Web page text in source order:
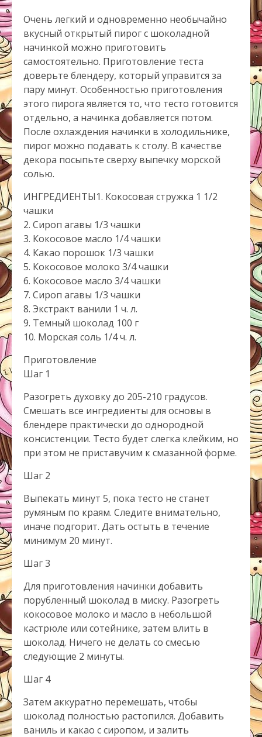
Очень легкий и одновременно необычайно
вкусный открытый пирог с шоколадной
начинкой можно приготовить
самостоятельно. Приготовление теста
доверьте блендеру, который управится за
пару минут. Особенностью приготовления
этого пирога является то, что тесто готовится
отдельно, а начинка добавляется потом.
После охлаждения начинки в холодильнике,
пирог можно подавать к столу. В качестве
декора посыпьте сверху выпечку морской
солью.
ИНГРЕДИЕНТЫ1. Кокосовая стружка 1 1/2
чашки
2. Сироп агавы 1/3 чашки
3. Кокосовое масло 1/4 чашки
4. Какао порошок 1/3 чашки
5. Кокосовое молоко 3/4 чашки
6. Кокосовое масло 3/4 чашки
7. Сироп агавы 1/3 чашки
8. Экстракт ванили 1 ч. л.
9. Темный шоколад 100 г
10. Морская соль 1/4 ч. л.
Приготовление
Шаг 1
Разогреть духовку до 205-210 градусов.
Смешать все ингредиенты для основы в
блендере практически до однородной
консистенции. Тесто будет слегка клейким, но
при этом не приставучим к смазанной форме.
Шаг 2
Выпекать минут 5, пока тесто не станет
румяным по краям. Следите внимательно,
иначе подгорит. Дать остыть в течение
минимум 20 минут.
Шаг 3
Для приготовления начинки добавить
порубленный шоколад в миску. Разогреть
кокосовое молоко и масло в небольшой
кастрюле или сотейнике, затем влить в
шоколад. Ничего не делать со смесью
следующие 2 минуты.
Шаг 4
Затем аккуратно перемешать, чтобы
шоколад полностью растопился. Добавить
ваниль и какао с сиропом, и залить